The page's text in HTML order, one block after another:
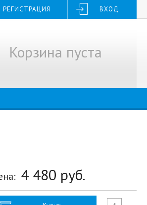
РЕГИСТРАЦИЯ ВХОД
Корзина пуста
4 480 руб.